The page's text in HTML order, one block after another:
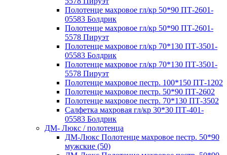
Полотенце махровое гл/кр 50*90 ПТ-2601-
05583 Болдрик
Полотенце махровое гл/кр 50*90 ПТ-2601-
5578 Пируэт
Полотенце махровое гл/кр 70*130 ПТ-3501-
05583 Болдрик
Полотенце махровое гл/кр 70*130 ПТ-3501-
5578 Пируэт
Полотенце махровое пестр. 100*150 ПТ-1202
Полотенце махровое пестр. 50*90 ПТ-2602
Полотенце махровое пестр. 70*130 ПТ-3502
Салфетка махровая гл/кр 30*30 ПТ-401-
05583 Болдрик
ДМ- Люкс / полотенца
ДМ-Люкс Полотенце махровое пестр. 50*90
мужские (50)